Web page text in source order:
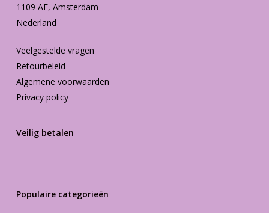
1109 AE, Amsterdam
Nederland
Veelgestelde vragen
Retourbeleid
Algemene voorwaarden
Privacy policy
Veilig betalen
Populaire categorieën